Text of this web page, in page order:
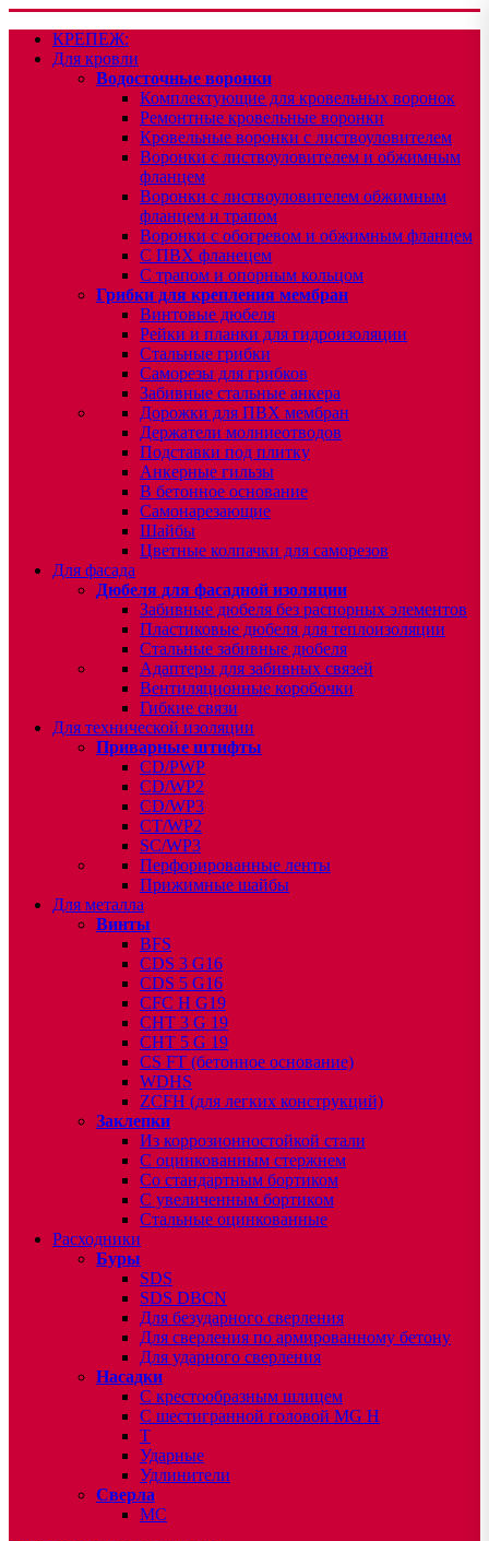
КРЕПЕЖ:
Для кровли
Водосточные воронки
Комплектующие для кровельных воронок
Ремонтные кровельные воронки
Кровельные воронки с листвоуловителем
Воронки с листвоуловителем и обжимным
фланцем
Воронки с листвоуловителем обжимным
фланцем и трапом
Воронки с обогревом и обжимным фланцем
С ПВХ фланецем
С трапом и опорным кольцом
Грибки для крепления мембран
Винтовые дюбеля
Рейки и планки для гидроизоляции
Стальные грибки
Саморезы для грибков
Забивные стальные анкера
Дорожки для ПВХ мембран
Держатели молниеотводов
Подставки под плитку
Анкерные гильзы
В бетонное основание
Самонарезающие
Шайбы
Цветные колпачки для саморезов
Для фасада
Дюбеля для фасадной изоляции
Забивные дюбеля без распорных элементов
Пластиковые дюбеля для теплоизоляции
Стальные забивные дюбеля
Адаптеры для забивных связей
Вентиляционные коробочки
Гибкие связи
Для технической изоляции
Приварные штифты
CD/PWP
CD/WP2
CD/WP3
CT/WP2
SC/WP3
Перфорированные ленты
Прижимные шайбы
Для металла
Винты
BFS
CDS 3 G16
CDS 5 G16
CFC H G19
CHT 3 G 19
CHT 5 G 19
CS FT (бетонное основание)
WDHS
ZCFH (для легких конструкций)
Заклепки
Из коррозионностойкой стали
С оцинкованным стержнем
Со стандартным бортиком
С увеличенным бортиком
Стальные оцинкованные
Расходники
Буры
SDS
SDS DBCN
Для безударного сверления
Для сверления по армированному бетону
Для ударного сверления
Насадки
С крестообразным шлицем
С шестигранной головой MG H
T
Ударные
Удлинители
Сверла
МС